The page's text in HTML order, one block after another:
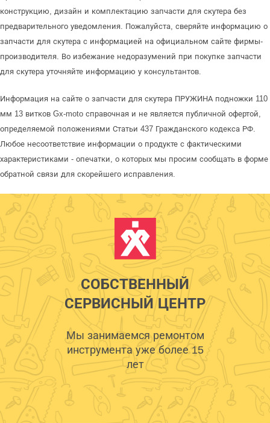
конструкцию, дизайн и комплектацию запчасти для скутера без
предварительного уведомления. Пожалуйста, сверяйте информацию о
запчасти для скутера с информацией на официальном сайте фирмы-
производителя. Во избежание недоразумений при покупке запчасти
для скутера уточняйте информацию у консультантов.
Информация на сайте о запчасти для скутера ПРУЖИНА подножки 110
мм 13 витков Gx-moto справочная и не является публичной офертой,
определяемой положениями Статьи 437 Гражданского кодекса РФ.
Любое несоответствие информации о продукте с фактическими
характеристиками - опечатки, о которых мы просим сообщать в форме
обратной связи для скорейшего исправления.
СОБСТВЕННЫЙ
СЕРВИСНЫЙ ЦЕНТР
Мы занимаемся ремонтом
инструмента уже более 15
лет